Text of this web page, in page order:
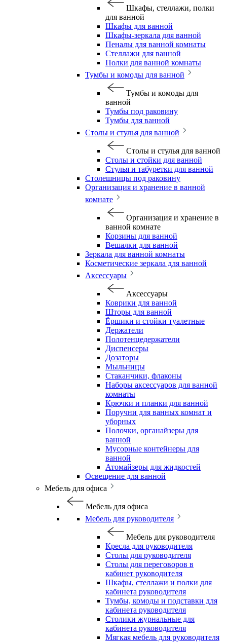
Шкафы, стеллажи, полки
для ванной
Шкафы для ванной
Шкафы-зеркала для ванной
Пеналы для ванной комнаты
Стеллажи для ванной
Полки для ванной комнаты
Тумбы и комоды для ванной
Тумбы и комоды для
ванной
Тумбы под раковину
Тумбы для ванной
Столы и стулья для ванной
Столы и стулья для ванной
Столы и стойки для ванной
Стулья и табуретки для ванной
Столешницы под раковину
Организация и хранение в ванной
комнате
Организация и хранение в
ванной комнате
Корзины для ванной
Вешалки для ванной
Зеркала для ванной комнаты
Косметические зеркала для ванной
Аксессуары
Аксессуары
Коврики для ванной
Шторы для ванной
Ёршики и стойки туалетные
Держатели
Полотенцедержатели
Диспенсеры
Дозаторы
Мыльницы
Стаканчики, флаконы
Наборы аксессуаров для ванной
комнаты
Крючки и планки для ванной
Поручни для ванных комнат и
уборных
Полочки, органайзеры для
ванной
Мусорные контейнеры для
ванной
Атомайзеры для жидкостей
Освещение для ванной
Мебель для офиса
Мебель для офиса
Мебель для руководителя
Мебель для руководителя
Кресла для руководителя
Столы для руководителя
Столы для переговоров в
кабинет руководителя
Шкафы, стеллажи и полки для
кабинета руководителя
Тумбы, комоды и подставки для
кабинета руководителя
Столики журнальные для
кабинета руководителя
Мягкая мебель для руководителя